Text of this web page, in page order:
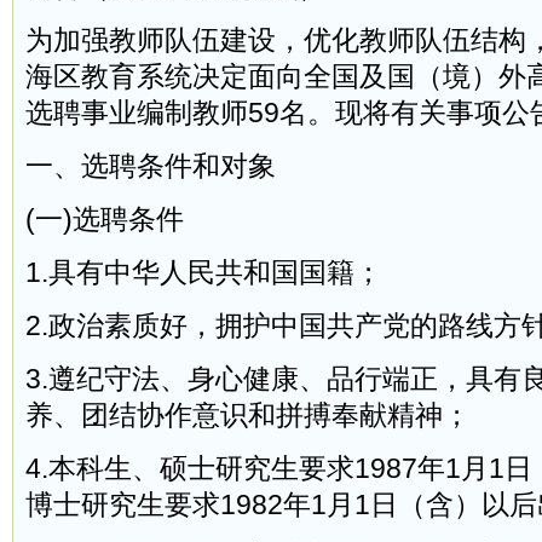
为加强教师队伍建设，优化教师队伍结构
海区教育系统决定面向全国及国（境）外
选聘事业编制教师59名。现将有关事项公
一、选聘条件和对象
(一)选聘条件
1.具有中华人民共和国国籍；
2.政治素质好，拥护中国共产党的路线方
3.遵纪守法、身心健康、品行端正，具有
养、团结协作意识和拼搏奉献精神；
4.本科生、硕士研究生要求1987年1月1
博士研究生要求1982年1月1日（含）以